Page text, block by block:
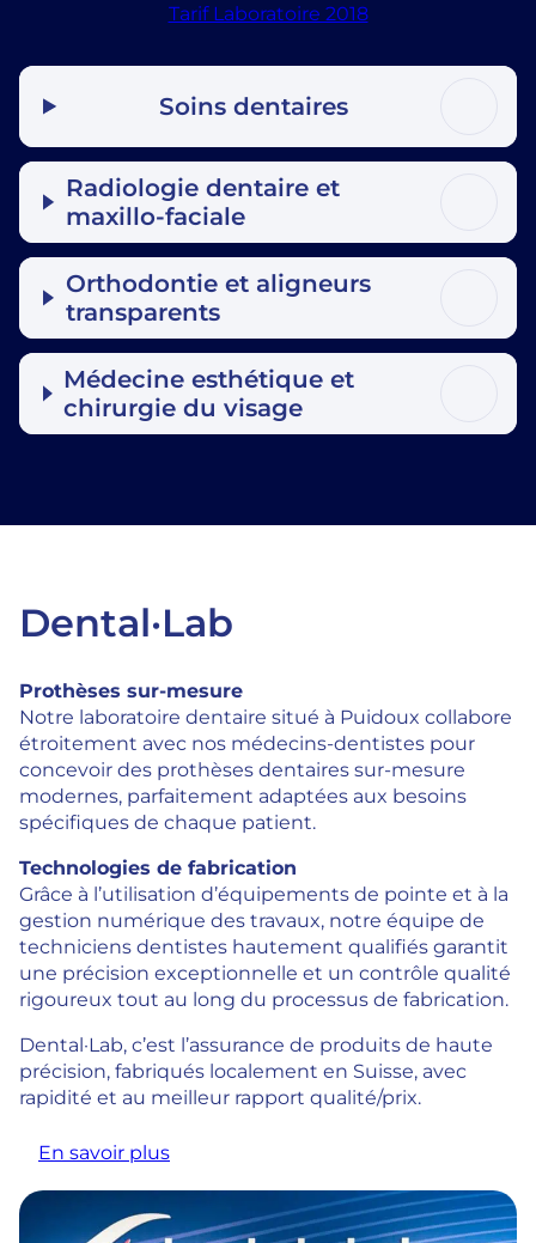
Tarif Laboratoire 2018
Soins dentaires
Radiologie dentaire et
maxillo-faciale
Orthodontie et aligneurs
transparents
Médecine esthétique et
chirurgie du visage
Dental·Lab
Prothèses sur-mesure
Notre laboratoire dentaire situé à Puidoux collabore
étroitement avec nos médecins-dentistes pour
concevoir des prothèses dentaires sur-mesure
modernes, parfaitement adaptées aux besoins
spécifiques de chaque patient.
Technologies de fabrication
Grâce à l’utilisation d’équipements de pointe et à la
gestion numérique des travaux, notre équipe de
techniciens dentistes hautement qualifiés garantit
une précision exceptionnelle et un contrôle qualité
rigoureux tout au long du processus de fabrication.
Dental·Lab, c’est l’assurance de produits de haute
précision, fabriqués localement en Suisse, avec
rapidité et au meilleur rapport qualité/prix.
En savoir plus